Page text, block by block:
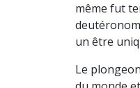
même fut
un être
Le